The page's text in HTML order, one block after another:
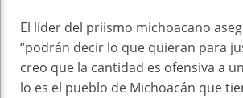
El líder del priismo michoacano
“podrán decir lo que quieran para
creo que la cantidad es ofensiva a
lo es el pueblo de Michoacán que